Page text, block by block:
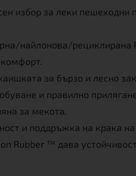
избор за леки пешеходни
найлонова/рециклирана
за бързо и лесно
и правилно
за мекота.
и поддръжка на крака на
Rubber ™ дава